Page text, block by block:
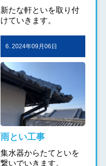
新たな軒といを取り付
けていきます。
6. 2024年09月06日
雨とい工事
集水器からたてといを
繋いでいきます。